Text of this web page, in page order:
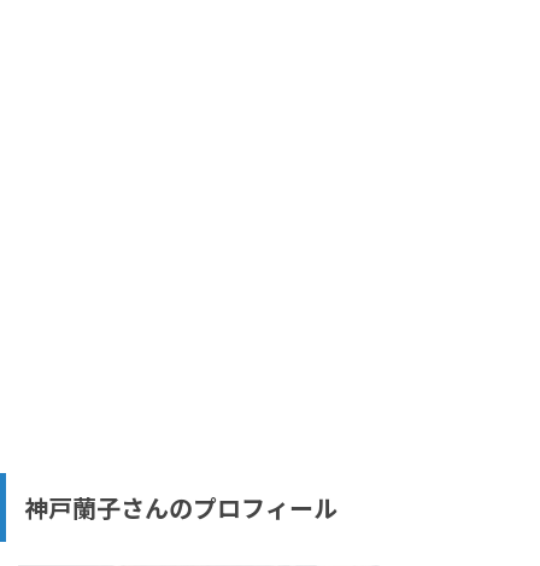
神戸蘭子さんのプロフィール